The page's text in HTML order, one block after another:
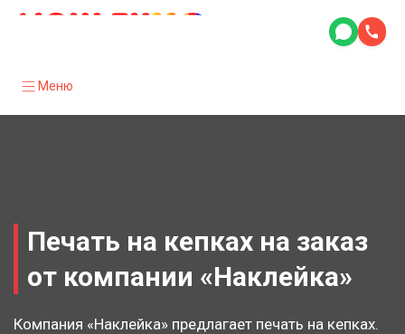
Меню
Печать на кепках на заказ
от компании «Наклейка»
Компания «Наклейка» предлагает печать на кепках.